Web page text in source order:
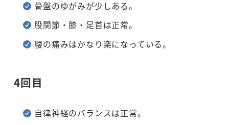
骨盤のゆがみが少しある。
股関節・膝・足首は正常。
腰の痛みはかなり楽になっている。
4回目
自律神経のバランスは正常。